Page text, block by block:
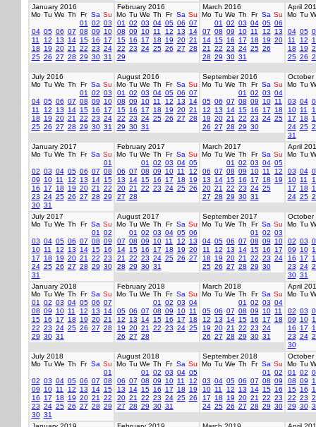
January 2016
Mo Tu We Th Fr Sa Su
01
02 03
04 05 06 07 08 09
10
11
12 13 14 15 16
17
18
19 20 21 22 23 24
25 26 27 28 29 30 31
February 2016
Mo Tu We Th Fr Sa Su
01
02 03 04 05 06 07
08 09 10 11 12 13
14
15 16 17 18 19 20 21
22 23 24 25 26 27 28
29
March 2016
Mo Tu We Th Fr Sa Su
01
02 03 04 05 06
07 08 09 10 11 12
13
14 15 16 17 18 19 20
21
22 23 24 25 26
28 29 30 31
April
Mo Tu
04 05
11
12
18
19
25 26
July 2016
Mo Tu We Th Fr Sa Su
01
02 03
04 05 06 07 08 09
10
11
12 13 14 15 16
17
18
19 20 21 22 23 24
25 26 27 28 29 30 31
August 2016
Mo Tu We Th Fr Sa Su
01
02 03 04 05 06 07
08 09 10 11 12 13
14
15 16 17 18 19 20 21
22 23 24 25 26 27 28
29 30 31
September 2016
Mo Tu We Th Fr Sa Su
01
02 03 04
05 06 07 08 09 10 11
12
13 14 15 16 17
18
19 20 21 22 23 24 25
26 27 28 29 30
October
Mo Tu
03 04
10 11
17
18
24 25
31
January 2017
Mo Tu We Th Fr Sa Su
01
02 03 04 05 06 07 08
09
10 11 12 13 14 15
16
17 18 19 20 21
22
23 24 25 26 27 28 29
30 31
February 2017
Mo Tu We Th Fr Sa Su
01
02 03 04 05
06 07 08 09 10 11
12
13
14 15 16 17 18
19
20 21 22 23 24 25 26
27 28
March 2017
Mo Tu We Th Fr Sa Su
01
02 03 04 05
06 07 08 09 10 11
12
13
14 15 16 17 18
19
20 21 22 23 24 25
27 28 29 30 31
April
Mo Tu
03 04
10 11
17
18
24 25
July 2017
Mo Tu We Th Fr Sa Su
01
02
03 04 05 06 07 08 09
10 11 12 13 14 15 16
17
18 19 20 21 22 23
24 25 26 27 28 29 30
31
August 2017
Mo Tu We Th Fr Sa Su
01
02 03 04 05 06
07 08 09 10 11 12
13
14 15 16 17 18 19 20
21
22 23 24 25 26 27
28 29 30 31
September 2017
Mo Tu We Th Fr Sa Su
01
02 03
04 05 06 07 08 09
10
11
12 13 14 15 16
17
18
19 20 21 22 23 24
25 26 27 28 29 30
October
Mo Tu
02 03
09
10
16
17
23 24
30 31
January 2018
Mo Tu We Th Fr Sa Su
01
02 03 04 05 06 07
08 09 10 11 12 13
14
15 16 17 18 19 20 21
22 23 24 25 26 27 28
29 30 31
February 2018
Mo Tu We Th Fr Sa Su
01
02 03 04
05 06 07 08 09 10 11
12
13 14 15 16 17
18
19 20 21 22 23 24 25
26 27 28
March 2018
Mo Tu We Th Fr Sa Su
01
02 03 04
05 06 07 08 09 10 11
12
13 14 15 16 17
18
19 20 21 22 23 24
26 27 28 29 30 31
April
Mo Tu
02 03
09
10
16
17
23 24
30
July 2018
Mo Tu We Th Fr Sa Su
01
02 03 04 05 06 07 08
09
10 11 12 13 14 15
16
17 18 19 20 21
22
23 24 25 26 27 28 29
30 31
August 2018
Mo Tu We Th Fr Sa Su
01
02 03 04 05
06 07 08 09 10 11
12
13
14 15 16 17 18
19
20 21 22 23 24 25 26
27 28 29 30 31
September 2018
Mo Tu We Th Fr Sa Su
01
02
03 04 05 06 07 08 09
10 11 12 13 14 15 16
17
18 19 20 21 22 23
24 25 26 27 28 29 30
October
Mo Tu
01
02
08 09
15 16
22 23
29 30